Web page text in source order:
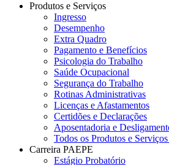
Produtos e Serviços
Ingresso
Desempenho
Extra Quadro
Pagamento e Benefícios
Psicologia do Trabalho
Saúde Ocupacional
Segurança do Trabalho
Rotinas Administrativas
Licenças e Afastamentos
Certidões e Declarações
Aposentadoria e
Todos os Produtos e
Carreira PAEPE
Estágio Probatório